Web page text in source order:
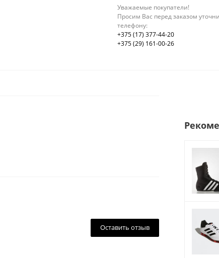
Уважаемые покупатели!
Просим Вас перед заказом
телефону:
+375 (17) 377-44-20
+375 (29) 161-00-26
Оставить отзыв